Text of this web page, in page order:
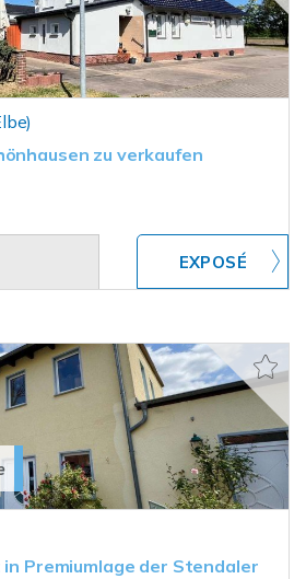
zu verkaufen
in Premiumlage der Stendaler